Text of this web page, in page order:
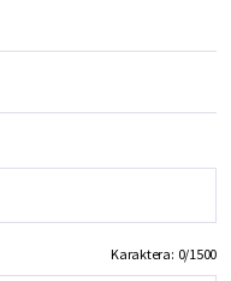
Karaktera: 0/1500